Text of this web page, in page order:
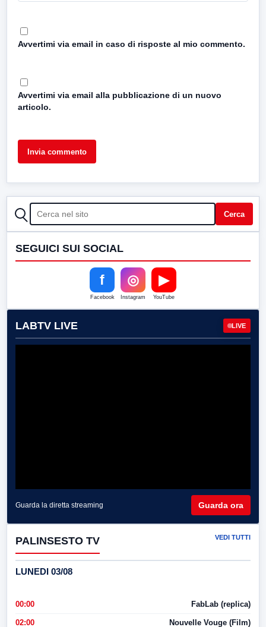
Avvertimi via email in caso di risposte al mio commento.
Avvertimi via email alla pubblicazione di un nuovo
articolo.
CERCA Cerca
SEGUICI SUI SOCIAL
f
Facebook
◎
Instagram
▶
YouTube
LABTV LIVE LIVE
Guarda la diretta streaming Guarda ora
PALINSESTO TV VEDI TUTTI
LUNEDI 03/08
00:00 FabLab (replica)
02:00 Nouvelle Vouge (Film)